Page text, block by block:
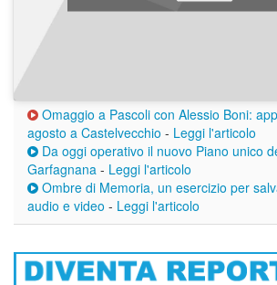
Omaggio a Pascoli con Alessio Boni:
agosto a Castelvecchio - Leggi l'articolo
Da oggi operativo il nuovo Piano unico
Garfagnana - Leggi l'articolo
Ombre di Memoria, un esercizio per
audio e video - Leggi l'articolo